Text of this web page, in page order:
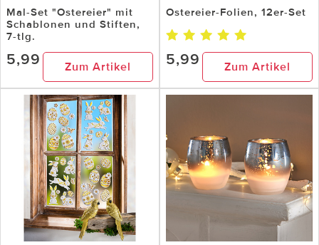
Mal-Set "Ostereier" mit
Schablonen und Stiften,
7-tlg.
5,99 Zum Artikel
Ostereier-Folien, 12er-Set
5,99 Zum Artikel